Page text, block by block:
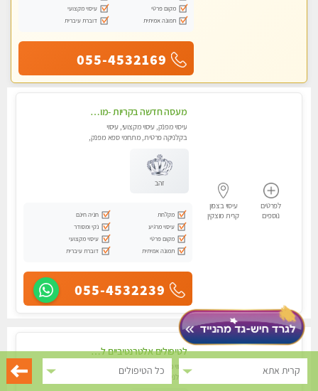
קרית אתא כל הטיפולים
מקום פרטי
עיסוי מקצועי
תמונה אמיתית
דוברת עיברית
055-4532169
לפרטים
נוספים
עיסוי בצפון
קרית מוצקין
מעסה חדשה בקריות -מומלץ לחלוטין!! כל סוגי העיסויים מעסה מקצועית ואיכותית פרטי!! highly recommended..new in the city
עיסוי מפנק, עיסוי מקצועי, עיסוי
בקלניקה פרטית, מתחמי ספא מפנק,
זהב
מקלחת
חניה חינם
עיסוי מרגיע
נקי ומסודר
מקום פרטי
עיסוי מקצועי
תמונה אמיתית
דוברת עיברית
055-4532239
לטיפולים אלטרנטיביים לעיסוי מרגיע ומפנק VIP-מומלץ לחלוטין! פרטי! ​​​​​​ Highly recommended-לקביעת תור נא להתקשר ....
עיסוי מפנק, עיסוי מקצועי, עיסוי
בקלניקה פרטית, מתחמי ספא מפנק,